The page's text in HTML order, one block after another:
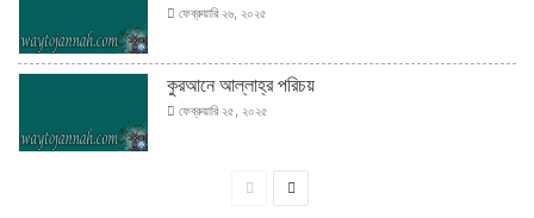
ফেব্রুয়ারি ২৬, ২০২৫
কুরআনে আল্লাহ্‌র পরিচয়
ফেব্রুয়ারি ২৫, ২০২৫
পূর্বের
পরবর্তী